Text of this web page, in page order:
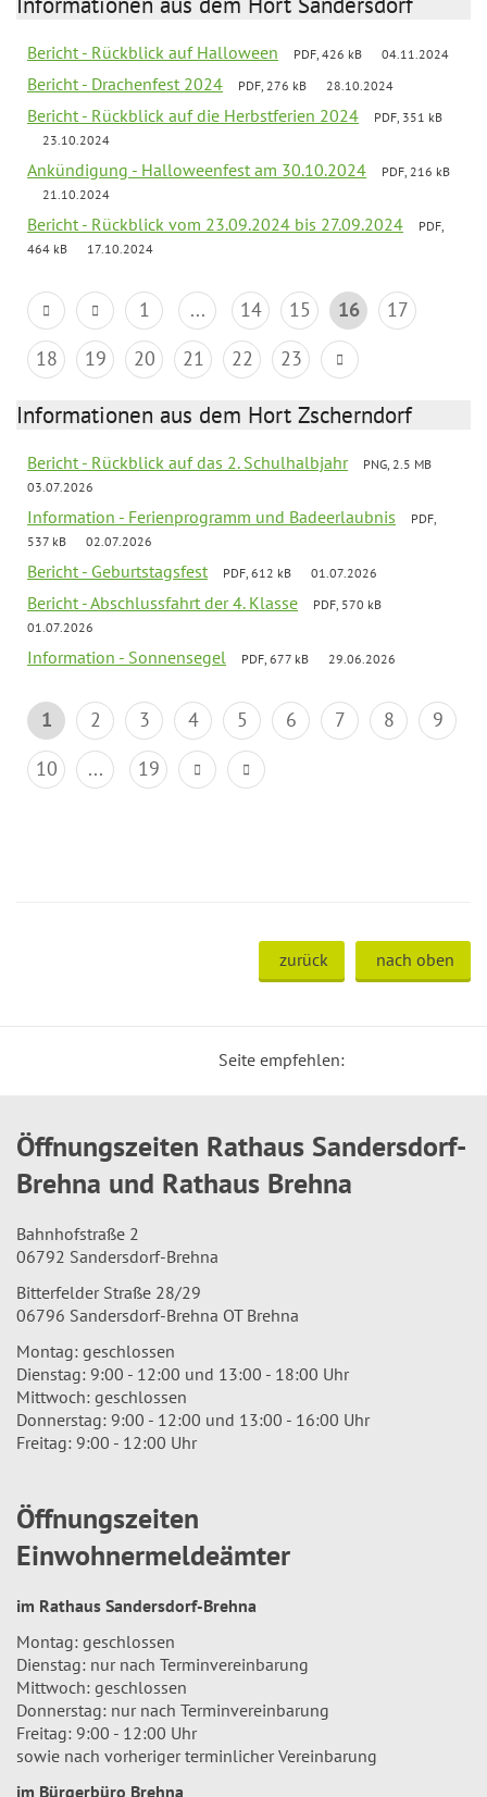
Bericht - Rückblick auf Halloween PDF, 426 kB 04.11.2024
Bericht - Drachenfest 2024 PDF, 276 kB 28.10.2024
Bericht - Rückblick auf die Herbstferien 2024
PDF, 351 kB
23.10.2024
Ankündigung - Halloweenfest am 30.10.2024
PDF, 216 kB
21.10.2024
Bericht - Rückblick vom 23.09.2024 bis 27.09.2024
PDF,
464 kB
17.10.2024
1 ... 14 15 16
17
18
19 20 21 22 23
Informationen aus dem Hort Zscherndorf
Bericht - Rückblick auf das 2. Schulhalbjahr
PNG, 2.5 MB
03.07.2026
Information - Ferienprogramm und Badeerlaubnis
PDF,
537 kB
02.07.2026
Bericht - Geburtstagsfest PDF, 612 kB 01.07.2026
Bericht - Abschlussfahrt der 4. Klasse
PDF, 570 kB
01.07.2026
Information - Sonnensegel PDF, 677 kB 29.06.2026
1 2 3 4 5 6 7 8
9
10
... 19
zurück nach oben
Seite empfehlen:
Öffnungszeiten Rathaus Sandersdorf-
Brehna und Rathaus Brehna
Bahnhofstraße 2
06792 Sandersdorf-Brehna
Bitterfelder Straße 28/29
06796 Sandersdorf-Brehna OT Brehna
Montag: geschlossen
Dienstag: 9:00 - 12:00 und 13:00 - 18:00 Uhr
Mittwoch: geschlossen
Donnerstag: 9:00 - 12:00 und 13:00 - 16:00 Uhr
Freitag: 9:00 - 12:00 Uhr
Öffnungszeiten
Einwohnermeldeämter
im Rathaus Sandersdorf-Brehna
Montag: geschlossen
Dienstag: nur nach Terminvereinbarung
Mittwoch: geschlossen
Donnerstag: nur nach Terminvereinbarung
Freitag: 9:00 - 12:00 Uhr
sowie nach vorheriger terminlicher Vereinbarung
im Bürgerbüro Brehna